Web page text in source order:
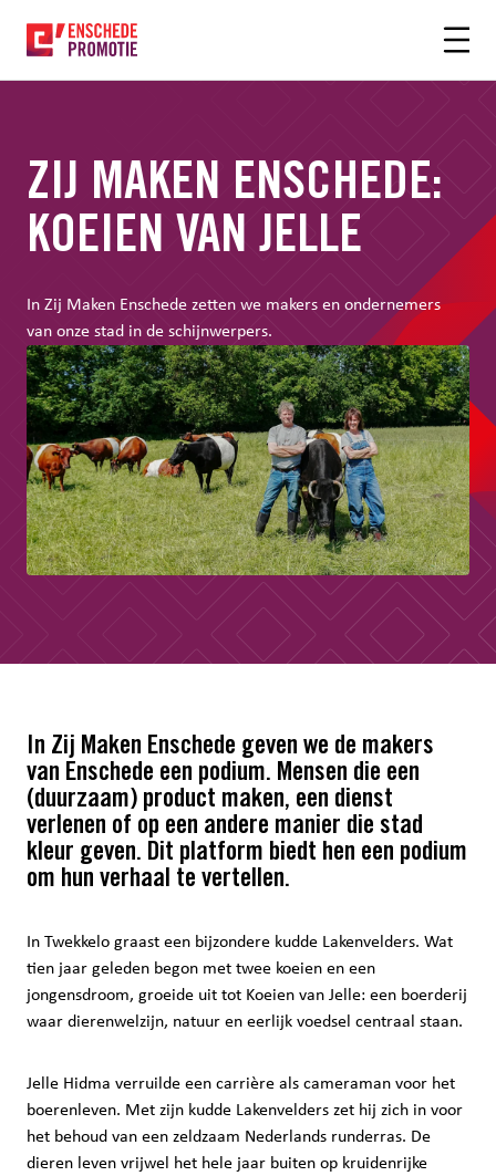
ZIJ MAKEN ENSCHEDE:
KOEIEN VAN JELLE
In Zij Maken Enschede zetten we makers en ondernemers
van onze stad in de schijnwerpers.
In Zij Maken Enschede geven we de makers
van Enschede een podium. Mensen die een
(duurzaam) product maken, een dienst
verlenen of op een andere manier die stad
kleur geven. Dit platform biedt hen een podium
om hun verhaal te vertellen.
In Twekkelo graast een bijzondere kudde Lakenvelders. Wat
tien jaar geleden begon met twee koeien en een
jongensdroom, groeide uit tot Koeien van Jelle: een boerderij
waar dierenwelzijn, natuur en eerlijk voedsel centraal staan.
Jelle Hidma verruilde een carrière als cameraman voor het
boerenleven. Met zijn kudde Lakenvelders zet hij zich in voor
het behoud van een zeldzaam Nederlands runderras. De
dieren leven vrijwel het hele jaar buiten op kruidenrijke